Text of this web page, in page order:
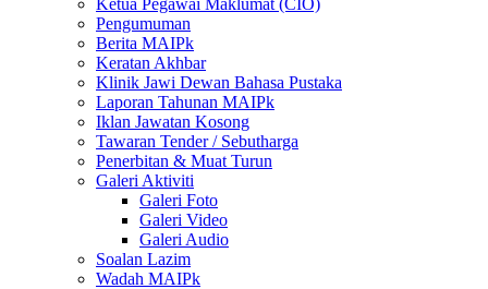
Ketua Pegawai Maklumat (CIO)
Pengumuman
Berita MAIPk
Keratan Akhbar
Klinik Jawi Dewan Bahasa Pustaka
Laporan Tahunan MAIPk
Iklan Jawatan Kosong
Tawaran Tender / Sebutharga
Penerbitan & Muat Turun
Galeri Aktiviti
Galeri Foto
Galeri Video
Galeri Audio
Soalan Lazim
Wadah MAIPk